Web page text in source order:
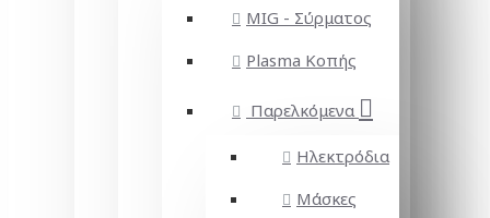
MIG - Σύρματος
Plasma Κοπής
Παρελκόμενα
Ηλεκτρόδια
Μάσκες